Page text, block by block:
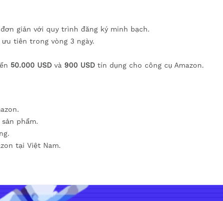
giản với quy trình đăng ký minh bạch.
tiên trong vòng 3 ngày.
50.000 USD và 900 USD tín dụng cho công cụ Amazon.
phẩm.
tại Việt Nam.